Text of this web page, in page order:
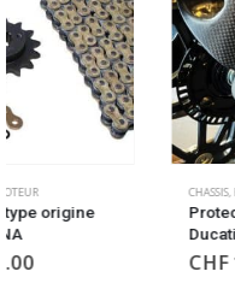
MOTEUR,PROTECTIONS DE CHUTE MOTEUR
Protection axe roue avant